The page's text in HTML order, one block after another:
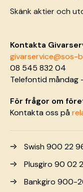
Skänk aktier och
Kontakta
givarservice@sos-
08 545 832 04
Telefontid måndag
För frågor om
Kontakta oss på
Swish 900 22
Plusgiro 90 02
Bankgiro 900-